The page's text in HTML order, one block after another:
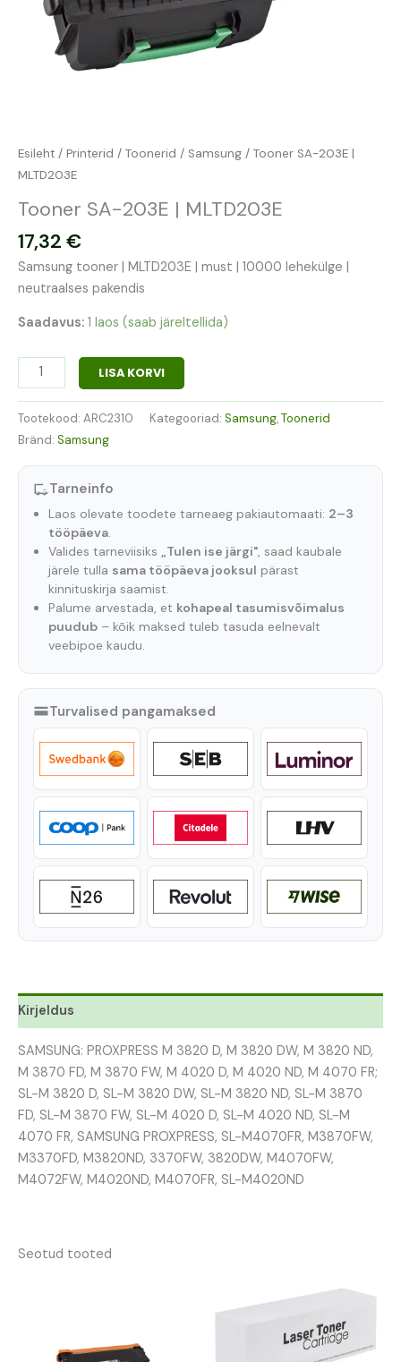
Esileht / Printerid / Toonerid / Samsung / Tooner SA-203E |
MLTD203E
Tooner SA-203E | MLTD203E
17,32 €
Samsung tooner | MLTD203E | must | 10000 lehekülge |
neutraalses pakendis
Saadavus: 1 laos (saab järeltellida)
LISA KORVI
Tootekood: ARC2310 Kategooriad: Samsung,Toonerid
Bränd: Samsung
Tarneinfo
Laos olevate toodete tarneaeg pakiautomaati: 2–3
tööpäeva.
Valides tarneviisiks „Tulen ise järgi", saad kaubale
järele tulla sama tööpäeva jooksul pärast
kinnituskirja saamist.
Palume arvestada, et kohapeal tasumisvõimalus
puudub– kõik maksed tuleb tasuda eelnevalt
veebipoe kaudu.
Turvalised pangamaksed
Kirjeldus
SAMSUNG: PROXPRESS M 3820 D, M 3820 DW, M 3820 ND,
M 3870 FD, M 3870 FW, M 4020 D, M 4020 ND, M 4070 FR;
SL-M 3820 D, SL-M 3820 DW, SL-M 3820 ND, SL-M 3870
FD, SL-M 3870 FW, SL-M 4020 D, SL-M 4020 ND, SL-M
4070 FR, SAMSUNG PROXPRESS, SL-M4070FR, M3870FW,
M3370FD, M3820ND, 3370FW, 3820DW, M4070FW,
M4072FW, M4020ND, M4070FR, SL-M4020ND
Seotud tooted